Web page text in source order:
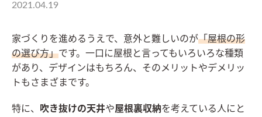
2021.04.19
家づくりを進めるうえで、意外と難しいのが「屋根の形
の選び方」です。一口に屋根と言ってもいろいろな種類
があり、デザインはもちろん、そのメリットやデメリッ
トもさまざまです。
特に、 吹き抜けの天井や屋根裏収納を考えている人にと